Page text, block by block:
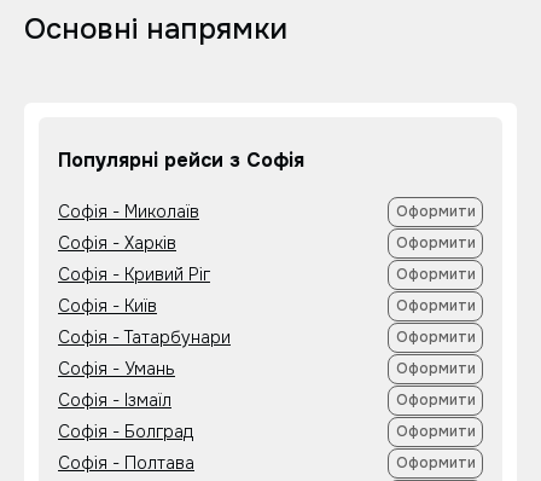
Основні напрямки
Популярні рейси з Софія
Софія - Миколаїв Оформити
Софія - Харків Оформити
Софія - Кривий Ріг Оформити
Софія - Київ Оформити
Софія - Татарбунари Оформити
Софія - Умань Оформити
Софія - Ізмаїл Оформити
Софія - Болград Оформити
Софія - Полтава Оформити